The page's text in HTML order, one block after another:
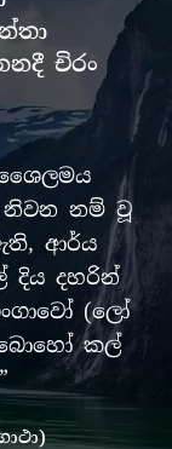
චිරං
ශෛලමය
නිවන නම් වූ
ආර්ය
දිය දහරින්
(ලෝ
කල්